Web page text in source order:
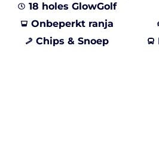
18 holes GlowGolf
Onbeperkt ranja
Chips & Snoep